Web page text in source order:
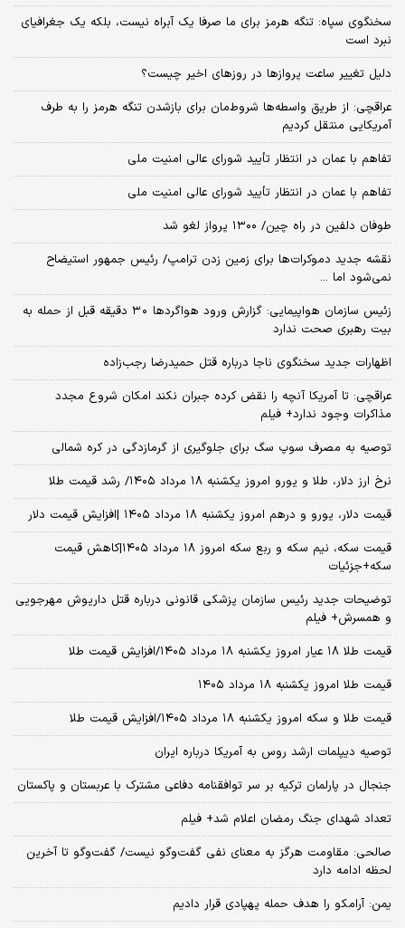
سخنگوی سپاه: تنگه هرمز برای ما صرفا یک آبراه نیست، بلکه یک جغرافیای
نبرد است
دلیل تغییر ساعت پروازها در روزهای اخیر چیست؟
عراقچی: از طریق واسطه‌ها شروط‌مان برای بازشدن تنگه هرمز را به طرف
آمریکایی منتقل کردیم
تفاهم با عمان در انتظار تأیید شورای عالی امنیت ملی
تفاهم با عمان در انتظار تأیید شورای عالی امنیت ملی
طوفان دلفین در راه چین/ ۱۳۰۰ پرواز لغو شد
نقشه جدید دموکرات‌ها برای زمین زدن ترامپ/ رئیس جمهور استیضاح
نمی‌شود اما ...
زئیس سازمان هواپیمایی: گزارش ورود هواگردها ٣٠ دقیقه قبل از حمله به
بیت رهبری صحت ندارد
اظهارات جدید سخنگوی ناجا درباره قتل حمیدرضا رجب‌زاده
عراقچی: تا آمریکا آنچه را نقض کرده جبران نکند امکان شروع مجدد
مذاکرات وجود ندارد+ فیلم
توصیه به مصرف سوپ سگ برای جلوگیری از گرمازدگی در کره شمالی
نرخ ارز دلار، طلا و یورو امروز یکشنبه ۱۸ مرداد ۱۴۰۵/ رشد قیمت طلا
قیمت دلار، یورو و درهم امروز یکشنبه ۱۸ مرداد ۱۴۰۵ |افزایش قیمت دلار
قیمت سکه، نیم سکه و ربع سکه امروز ۱۸ مرداد ۱۴۰۵|کاهش قیمت
سکه+جزئیات
توضیحات جدید رئیس سازمان پزشکی قانونی درباره قتل داریوش مهرجویی
و همسرش+ فیلم
قیمت طلا ۱۸ عیار امروز یکشنبه ۱۸ مرداد ۱۴۰۵/افزایش قیمت طلا
قیمت طلا امروز یکشنبه ۱۸ مرداد ۱۴۰۵
قیمت طلا و سکه امروز یکشنبه ۱۸ مرداد ۱۴۰۵/افزایش قیمت طلا
توصیه دیپلمات ارشد روس به آمریکا درباره ایران
جنجال در پارلمان ترکیه بر سر توافقنامه دفاعی مشترک با عربستان و پاکستان
تعداد شهدای جنگ رمضان اعلام شد+ فیلم
صالحی: مقاومت هرگز به معنای نفی گفت‌وگو نیست/ گفت‌وگو تا آخرین
لحظه ادامه دارد
یمن: آرامکو را هدف حمله پهپادی قرار دادیم